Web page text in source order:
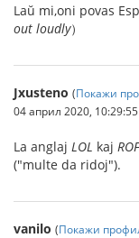
Laŭ mi,oni povas
out loudly）
Jxusteno (Покажи
04 април 2020, 10:29:55
La anglaj LOL kaj
("multe da ridoj").
vanilo (Покажи